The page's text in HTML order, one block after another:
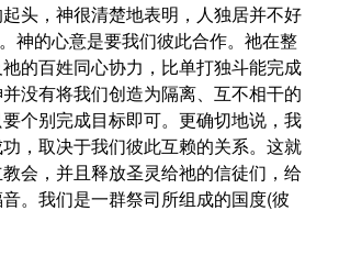
头，神很清楚地表明，人独居并不好
神的心意是要我们彼此合作。祂在整
的百姓同心协力，比单打独斗能完成
没有将我们创造为隔离、互不相干的
个别完成目标即可。更确切地说，我
，取决于我们彼此互赖的关系。这就
会，并且释放圣灵给祂的信徒们，给
。我们是一群祭司所组成的国度(彼